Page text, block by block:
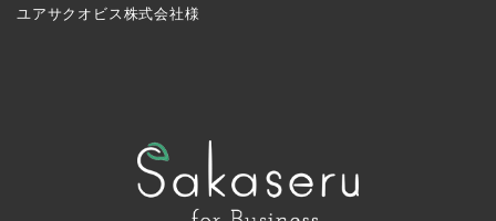
ユアサクオビス株式会社様